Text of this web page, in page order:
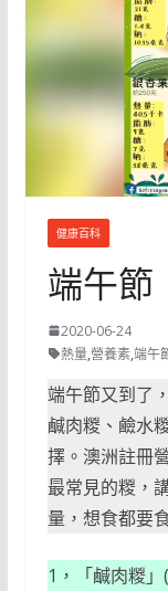
健康百科
端午節
2020-06-24
熱量,營養素,端午
端午節又到了
鹹肉糉、鹼水
擇。澳洲註冊
最常見的糉，
量，想食都要
1，「鹹肉糉